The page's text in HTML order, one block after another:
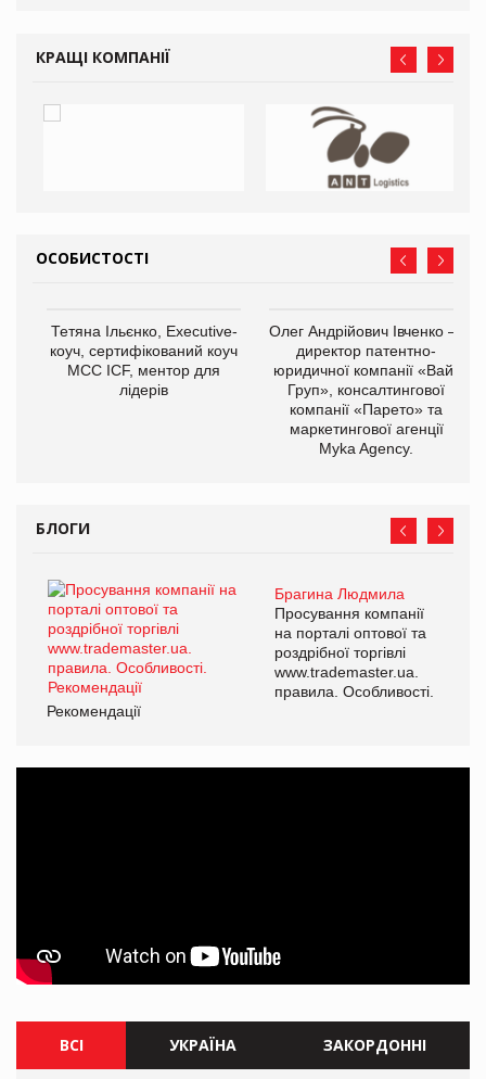
КРАЩІ КОМПАНІЇ
ОСОБИСТОСТІ
Тетяна Ільєнко, Executive-
коуч, сертифікований коуч
МСС ICF, ментор для
лідерів
Олег Андрійович Івченко —
директор патентно-
юридичної компанії «Вайз
Груп», консалтингової
компанії «Парето» та
маркетингової агенції
Myka Agency.
БЛОГИ
Брагина Людмила
Просування компанії
на порталі оптової та
роздрібної торгівлі
www.trademaster.ua.
правила. Особливості.
Рекомендації
ВСІ УКРАЇНА ЗАКОРДОННІ